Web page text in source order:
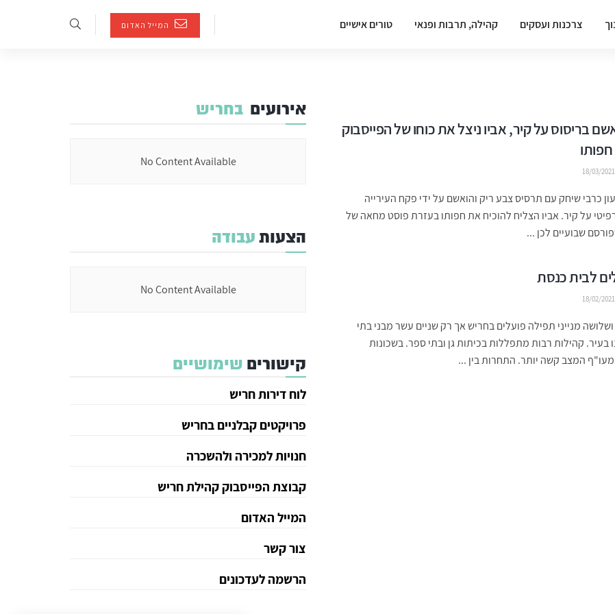
צרכנות ועסקים קהילה, תרבות ופנאי טורים אישיים המייל האדום
הואשם בריסוס על קיר, אביו ניצל את כוחו של הפייסבוק
18/03/2021
כרבי שיחק עם תרסיס צבע ריק והואשם על ידי פקח העירייה
על קיר. אביו הצליח להוכיח את חפותו בעזרת פוסט מחאה של
שבועיים לכן ...
לבית כנסת
18/02/2021
מנייני תפילה פועלים בחריש אך רק שניים עשר מבני בתי
בעיר. קהילות רבות מתפללות בכיתות גן ובתי ספר. בשכונות
המצב קשה יותר. התחרות בין ...
אירועים בחריש
No Content Available
הצעותעבודה
No Content Available
קישורים שימושיים
לוח דירות חריש
פרויקטים קבלניים בחריש
חנויות למכירה ולהשכרה
קבוצת הפייסבוק קהילת חריש
המייל האדום
צור קשר
הרשמה לעדכונים